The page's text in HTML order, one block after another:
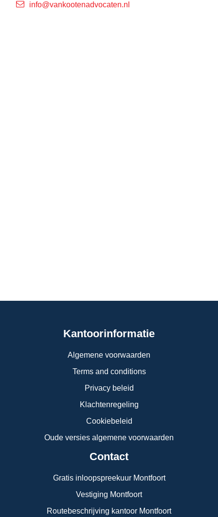
info@vankootenadvocaten.nl
Kantoorinformatie
Algemene voorwaarden
Terms and conditions
Privacy beleid
Klachtenregeling
Cookiebeleid
Oude versies algemene voorwaarden
Contact
Gratis inloopspreekuur Montfoort
Vestiging Montfoort
Routebeschrijving kantoor Montfoort